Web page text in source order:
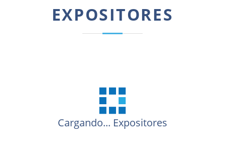
EXPOSITORES
Cargando... Expositores